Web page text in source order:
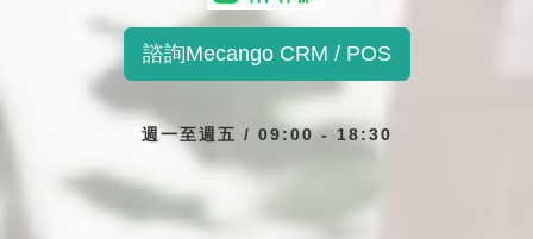
諮詢Mecango CRM / POS
週一至週五 / 09:00 - 18:30